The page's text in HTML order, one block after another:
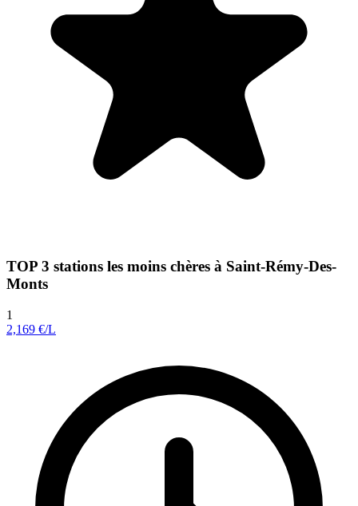
TOP 3 stations les moins chères à Saint-Rémy-Des-
Monts
1
2,169 €/L